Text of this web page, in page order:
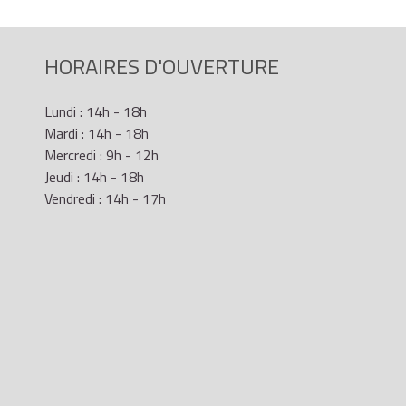
charge reviendra à l'assuré,
la France métropolitaine),
HORAIRES D'OUVERTURE
Lundi : 14h - 18h
Mardi : 14h - 18h
Mercredi : 9h - 12h
Jeudi : 14h - 18h
Vendredi : 14h - 17h